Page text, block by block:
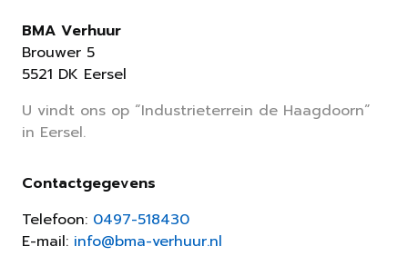
BMA Verhuur
Brouwer 5
5521 DK Eersel
U vindt ons op “Industrieterrein de Haagdoorn”
in Eersel.
Contactgegevens
Telefoon: 0497-518430
E-mail: info@bma-verhuur.nl